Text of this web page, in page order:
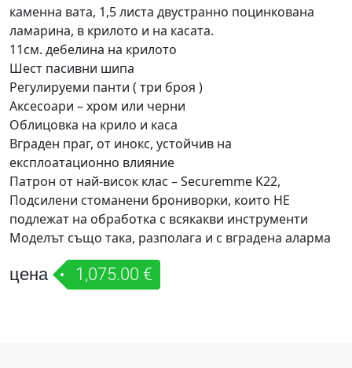
каменна вата, 1,5 листа двустранно поцинкована
ламарина, в крилото и на касата.
11см. дебелина на крилото
Шест пасивни шипа
Регулируеми панти ( три броя )
Аксесоари – хром или черни
Облицовка на крило и каса
Вграден праг, от инокс, устойчив на
експлоатационно влияние
Патрон от най-висок клас – Securemme K22,
Подсилени стоманени брониворки, които НЕ
подлежат на обработка с всякакви инструменти
Моделът също така, разполага и с вградена аларма
цена 1,075.00 €